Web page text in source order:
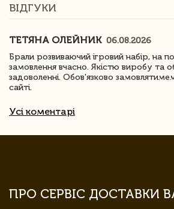
ВІДГУКИ
ТЕТЯНА ОЛЕЙНИК 06.08.2026
Брали розвиваючий ігровий набір, на
замовлення вчасно. Якістю виробу та
задоволенні. Обов'язково
сайті.
Усі коментарі
ПРО СЕРВІС ДОСТАВКИ